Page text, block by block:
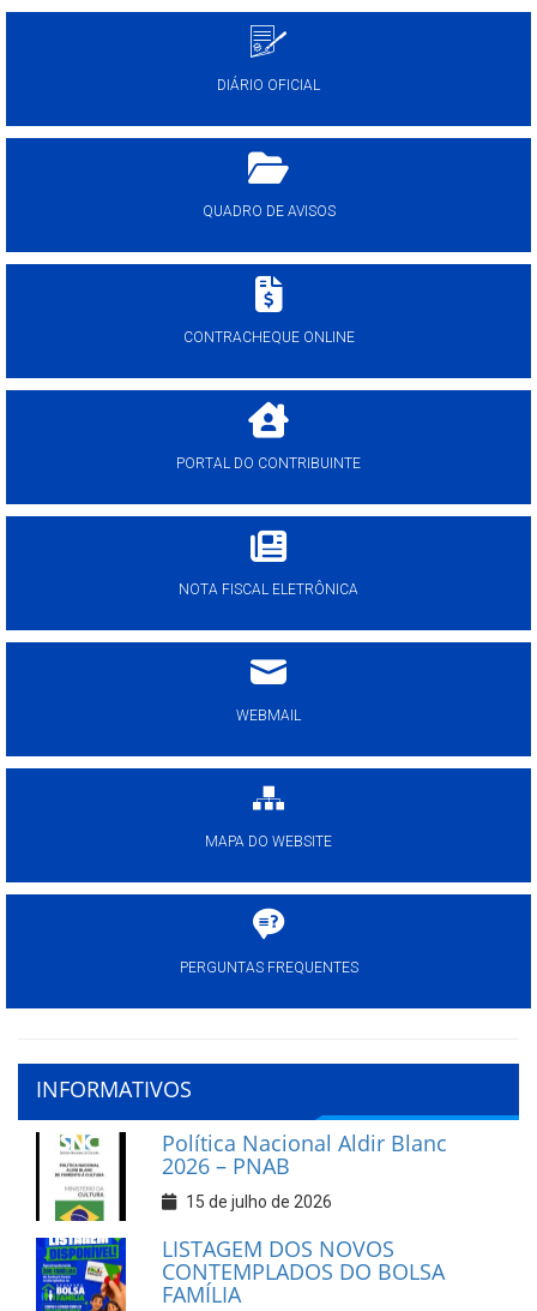
DIÁRIO OFICIAL
QUADRO DE AVISOS
CONTRACHEQUE ONLINE
PORTAL DO CONTRIBUINTE
NOTA FISCAL ELETRÔNICA
WEBMAIL
MAPA DO WEBSITE
PERGUNTAS FREQUENTES
INFORMATIVOS
Política Nacional Aldir Blanc
2026 – PNAB
15 de julho de 2026
LISTAGEM DOS NOVOS
CONTEMPLADOS DO BOLSA
FAMÍLIA